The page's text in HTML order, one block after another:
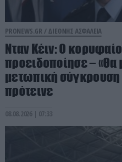
PRONEWS.GR / ΔΙΕΘΝΗΣ ΑΣΦΑΛΕΙΑ
Νταν Κέιν: Ο
προειδοποίησε – «Θα
μετωπική σύγκρουση
πρότεινε
08.08.2026 | 07:33